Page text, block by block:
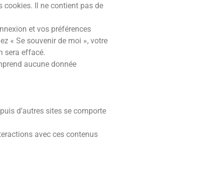
cookies. Il ne contient pas de
et vos préférences
« Se souvenir de moi », votre
sera effacé.
aucune donnée
d’autres sites se comporte
avec ces contenus